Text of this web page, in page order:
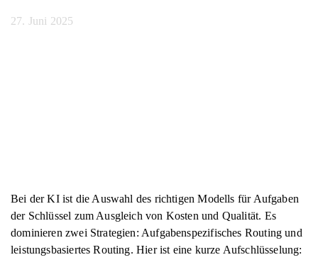
27. Juni 2025
Bei der KI ist die Auswahl des richtigen Modells für Aufgaben
der Schlüssel zum Ausgleich von Kosten und Qualität. Es
dominieren zwei Strategien: Aufgabenspezifisches Routing und
leistungsbasiertes Routing. Hier ist eine kurze Aufschlüsselung: